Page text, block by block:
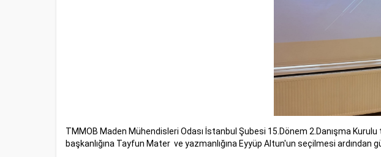
TMMOB Maden Mühendisleri Odası İstanbul Şubesi 15.Dönem 2.Danışma
başkanlığına Tayfun Mater ve yazmanlığına Eyyüp Altun'un seçilmesi ardından